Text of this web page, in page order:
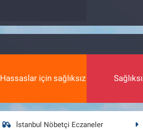
Hassaslar için sağlıksız
İstanbul Nöbetçi Eczaneler